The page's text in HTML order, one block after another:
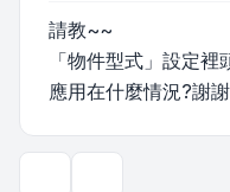
請教~~
「物件型式」設定
應用在什麼情況?謝